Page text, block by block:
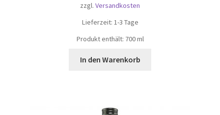
zzgl. Versandkosten
Lieferzeit: 1-3 Tage
Produkt enthält: 700ml
In den Warenkorb